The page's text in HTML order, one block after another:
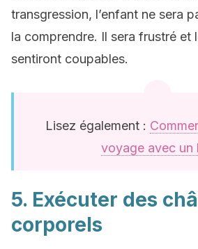
transgression, l’enfant ne sera
la comprendre. Il sera frustré et
sentiront coupables.
Lisez également :
voyage avec un
5. Exécuter des
corporels